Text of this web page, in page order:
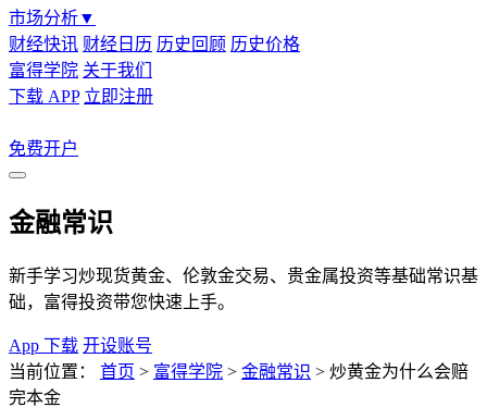
市场分析▼
财经快讯 财经日历 历史回顾 历史价格
富得学院 关于我们
下载 APP 立即注册
免费开户
金融常识
新手学习炒现货黄金、伦敦金交易、贵金属投资等基础常识基
础，富得投资带您快速上手。
App 下载 开设账号
当前位置：
首页 > 富得学院 > 金融常识 > 炒黄金为什么会赔
完本金